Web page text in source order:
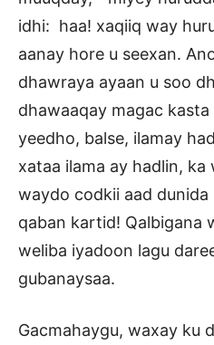
idhi: haa! xaqiiq way
aanay hore u seexan.
dhawraya ayaan u soo
dhawaaqay magac
yeedho, balse, ilamay
xataa ilama ay hadlin,
waydo codkii aad dunida
qaban kartid! Qalbigana
weliba iyadoon lagu
gubanaysaa.
Gacmahaygu, waxay ku